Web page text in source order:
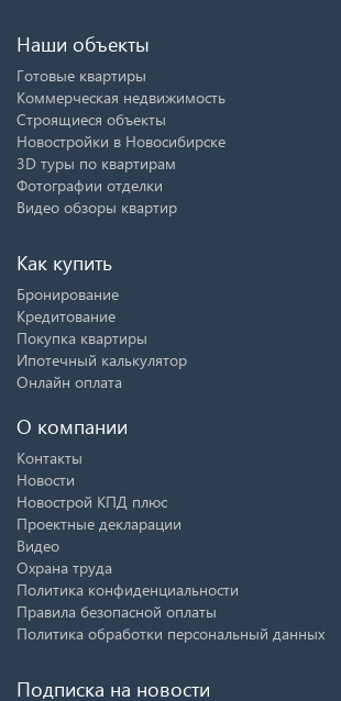
Наши объекты
Готовые квартиры
Коммерческая недвижимость
Строящиеся объекты
Новостройки в Новосибирске
3D туры по квартирам
Фотографии отделки
Видео обзоры квартир
Как купить
Бронирование
Кредитование
Покупка квартиры
Ипотечный калькулятор
Онлайн оплата
О компании
Контакты
Новости
Новострой КПД плюс
Проектные декларации
Видео
Охрана труда
Политика конфиденциальности
Правила безопасной оплаты
Политика обработки персональный данных
Подписка на новости